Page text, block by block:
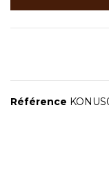
Référence